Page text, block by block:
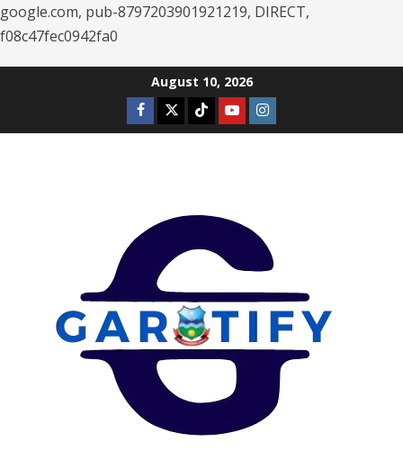
google.com, pub-8797203901921219, DIRECT,
f08c47fec0942fa0
August 10, 2026
Facebook
TwitterTiktokYoutubeInstagram